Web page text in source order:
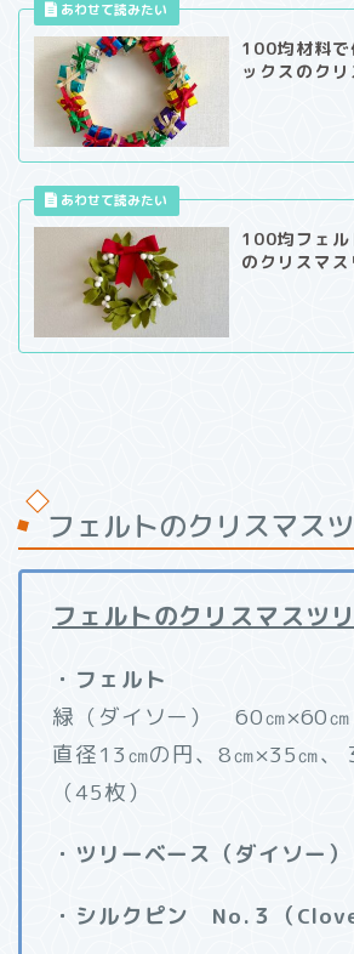
100均材料で
ックスのク
100均フェル
のクリスマス
フェルトのクリスマス
フェルトのクリスマスツ
・フェルト
緑（ダイソー） 60㎝×60㎝
直径13㎝の円、8㎝×35㎝、
（45枚）
・ツリーベース（ダイソー）
・シルクピン No.３（